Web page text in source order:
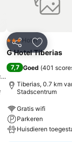
favorieten
Delen
3 Sterren
Hotel
G Hotel Tiberias
7,7 Goed (401
Tiberias, 0.7 km
Stadscentrum
Gratis wifi
Parkeren
Huisdieren